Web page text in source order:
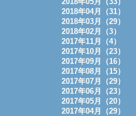
2018年04月（31）
2018年03月（29）
2018年02月（3）
2017年11月（4）
2017年10月（23）
2017年09月（16）
2017年08月（15）
2017年07月（29）
2017年06月（23）
2017年05月（20）
2017年04月（29）